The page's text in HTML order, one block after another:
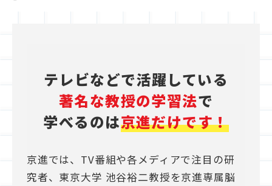
テレビなどで活躍している
著名な教授の学習法で
学べるのは京進だけです！
京進では、TV番組や各メディアで注目の研
究者、東京大学 池谷裕二教授を京進専属脳